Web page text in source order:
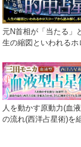
元N首相が「当たる
生の縮図といわれるホ
人を動かす原動力(血
の流れ(西洋占星術)を